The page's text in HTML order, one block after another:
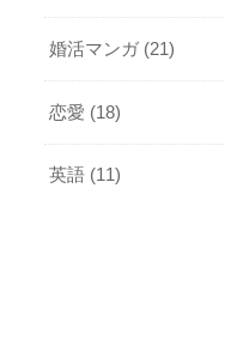
婚活マンガ (21)
恋愛 (18)
英語 (11)